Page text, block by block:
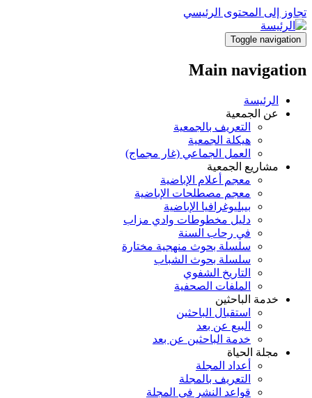
تجاوز إلى المحتوى الرئيسي
Toggle navigation
Main navigation
الرئيسة
عن الجمعية
التعريف بالجمعية
هيكلة الجمعية
العمل الجماعي (غار مجماج)
مشاريع الجمعية
معجم أعلام الإباضية
معجم مصطلحات الإباضية
بيبليوغرافيا الإباضية
دليل مخطوطات وادي مزاب
في رحاب السنة
سلسلة بحوث منهجية مختارة
سلسلة بحوث الشباب
التاريخ الشفوي
الملفات الصحفية
خدمة الباحثين
استقبال الباحثين
البيع عن بعد
خدمة الباحثين عن بعد
مجلة الحياة
أعداد المجلة
التعريف بالمجلة
قواعد النشر في المجلة